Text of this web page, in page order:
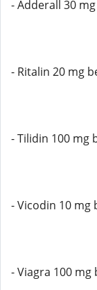
- Adderall 30
- Ritalin 20 mg
- Tilidin 100 mg
- Vicodin 10 mg
- Viagra 100 mg